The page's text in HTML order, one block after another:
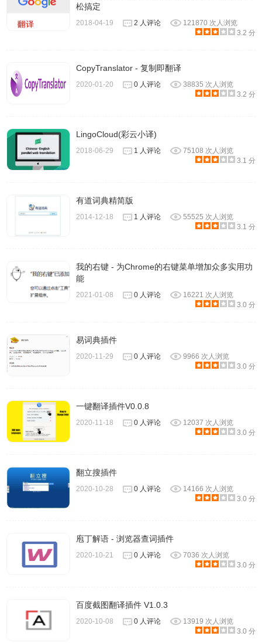
松搞定
2018-04-19 2 人评论
121870 次人浏览
3.2 分
CopyTranslator - 复制即翻译
2020-01-20 0 人评论
38835 次人浏览
3.2 分
LingoCloud(彩云小译)
2018-06-29 1 人评论
75108 次人浏览
3.1 分
有道词典精简版
2014-12-18 1 人评论
55525 次人浏览
3.1 分
我的右键 - 为Chrome的右键菜单增加众多实用功
能
2021-01-08 0 人评论
16221 次人浏览
3.0 分
易词典插件
2020-11-29 0 人评论
9966 次人浏览
3.0 分
一键翻译插件V0.0.8
2020-11-18 0 人评论
12037 次人浏览
3.0 分
翻立搜插件
2020-10-28 0 人评论
14166 次人浏览
3.0 分
庖丁解语 - 浏览器查词插件
2020-10-21 0 人评论
7036 次人浏览
3.0 分
百度截图翻译插件 V1.0.3
2020-10-08 0 人评论
13919 次人浏览
3.0 分